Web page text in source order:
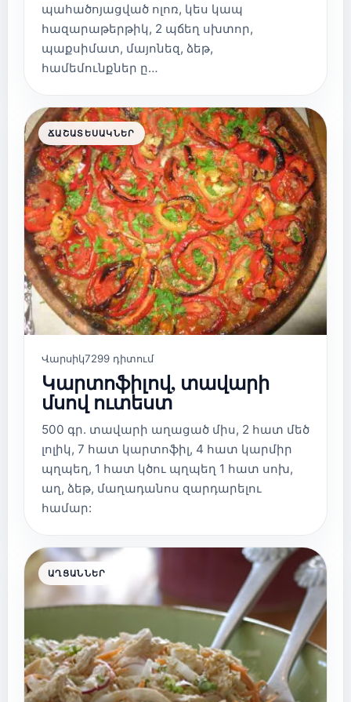
պահածոյացված ոլոռ, կես կապ
հազարաթերթիկ, 2 պճեղ սխտոր,
պաքսիմատ, մայոնեզ, ձեթ,
համեմունքներ ը…
ՃԱՇԱՏԵՍԱԿՆԵՐ
Վարսիկ7299 դիտում
Կարտոֆիլով, տավարի
մսով ուտեստ
500 գր. տավարի աղացած միս, 2 հատ մեծ
լոլիկ, 7 հատ կարտոֆիլ, 4 հատ կարմիր
պղպեղ, 1 հատ կծու պղպեղ 1 հատ սոխ,
աղ, ձեթ, մաղադանոս զարդարելու
համար:
ԱՂՑԱՆՆԵՐ